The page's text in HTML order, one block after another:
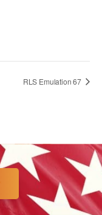
RLS Emulation 67